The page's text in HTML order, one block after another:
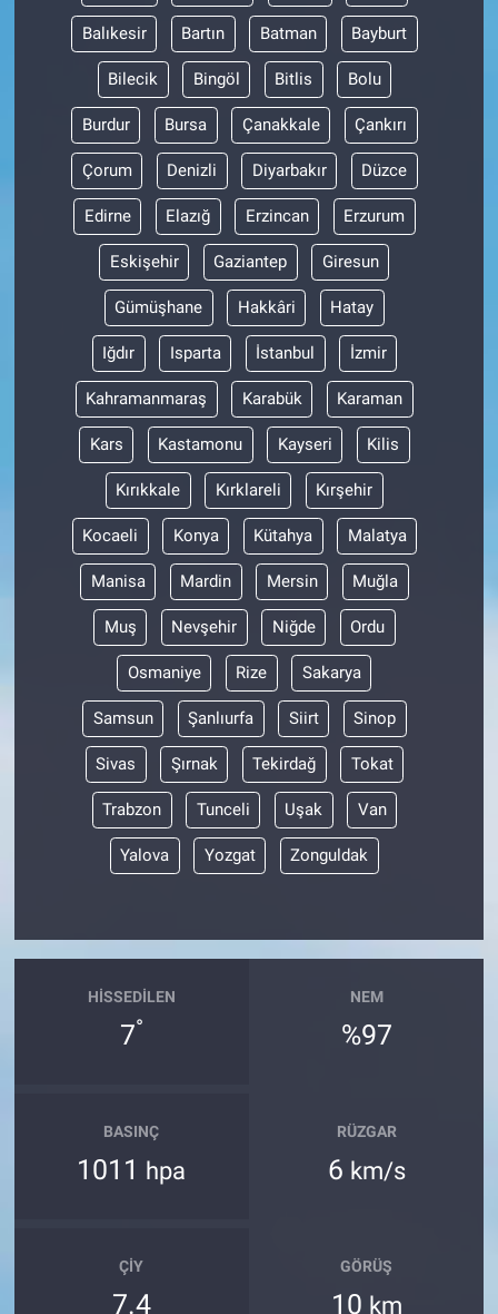
Balıkesir Bartın Batman Bayburt
Bilecik Bingöl Bitlis Bolu
Burdur Bursa Çanakkale Çankırı
Çorum Denizli Diyarbakır Düzce
Edirne Elazığ Erzincan Erzurum
Eskişehir Gaziantep Giresun
Gümüşhane Hakkâri Hatay
Iğdır Isparta İstanbul İzmir
Kahramanmaraş Karabük Karaman
Kars Kastamonu Kayseri Kilis
Kırıkkale Kırklareli Kırşehir
Kocaeli Konya Kütahya Malatya
Manisa Mardin Mersin Muğla
Muş Nevşehir Niğde Ordu
Osmaniye Rize Sakarya
Samsun Şanlıurfa Siirt Sinop
Sivas Şırnak Tekirdağ Tokat
Trabzon Tunceli Uşak Van
Yalova Yozgat Zonguldak
HISSEDILEN
7°
NEM
%97
BASINÇ
1011 hpa
RÜZGAR
6 km/s
ÇIY
7.4
GÖRÜŞ
10 km